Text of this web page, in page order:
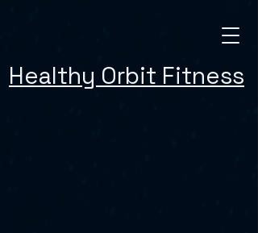
Healthy Orbit Fitness